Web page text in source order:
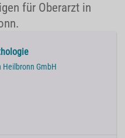
für Oberarzt in
Heilbronn GmbH